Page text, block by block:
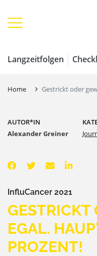
Langzeitfolgen
Home Gestrickt oder
AUTOR*IN
Alexander Greiner
InfluCancer 2021
GESTRICKT
EGAL.
PROZENT!